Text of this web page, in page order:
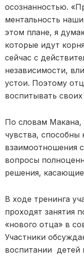
осознанностью.
ментальность
этом плане, я
которые идут
сейчас с
независимости,
устои. Поэтому
воспитывать
По словам Макана,
чувства, способны
взаимоотношения
вопросы
решения,
В ходе тренинга
проходят занятия
«нового отца» в
Участники
воспитании детей